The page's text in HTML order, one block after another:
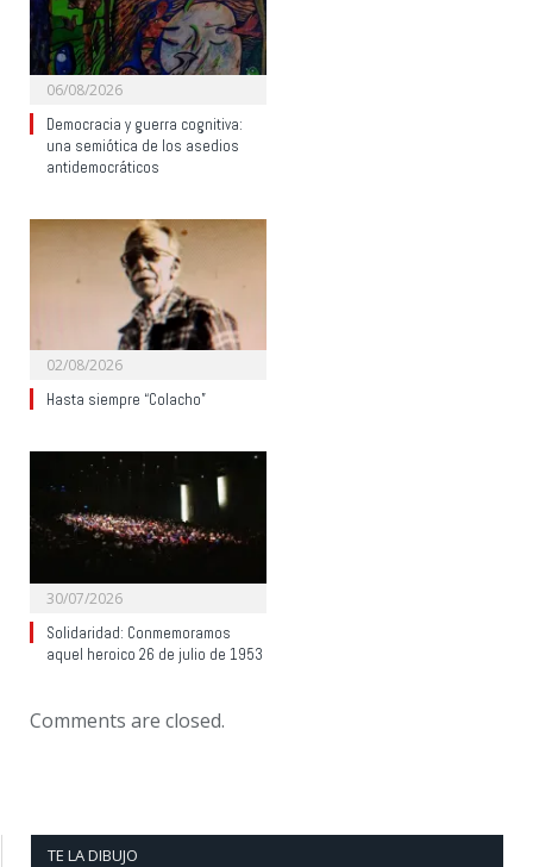
06/08/2026
Democracia y guerra cognitiva:
una semiótica de los asedios
antidemocráticos
02/08/2026
Hasta siempre “Colacho”
30/07/2026
Solidaridad: Conmemoramos
aquel heroico 26 de julio de 1953
Comments are closed.
TE LA DIBUJO